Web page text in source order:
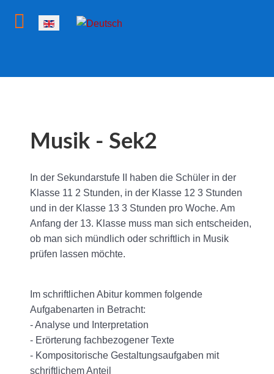
Select your language
Musik - Sek2
In der Sekundarstufe II haben die Schüler in der
Klasse 11 2 Stunden, in der Klasse 12 3 Stunden
und in der Klasse 13 3 Stunden pro Woche. Am
Anfang der 13. Klasse muss man sich entscheiden,
ob man sich mündlich oder schriftlich in Musik
prüfen lassen möchte.
Im schriftlichen Abitur kommen folgende
Aufgabenarten in Betracht:
- Analyse und Interpretation
- Erörterung fachbezogener Texte
- Kompositorische Gestaltungsaufgaben mit
schriftlichem Anteil